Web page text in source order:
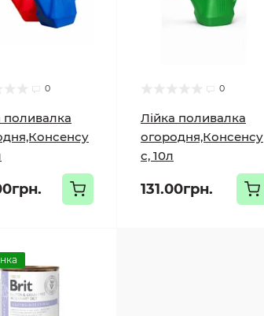
0
поливалка
0
Лійка поливалка
огородня,Консенсу
с, 10л
131.00грн.